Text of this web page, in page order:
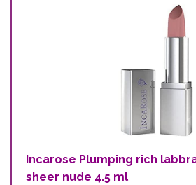
Incarose Plumping rich
sheer nude 4.5 ml